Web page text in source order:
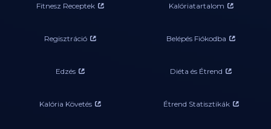
Fitnesz Receptek Kalóriatartalom
Regisztráció Belépés Fiókodba
Edzés Diéta és Étrend
Kalória Követés Étrend Statisztikák